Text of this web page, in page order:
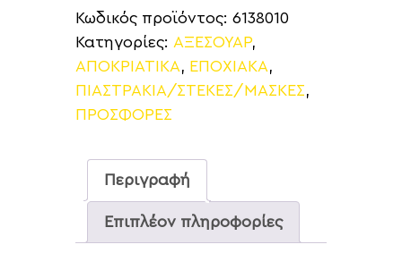
Κωδικός προϊόντος: 6138010
Κατηγορίες: ΑΞΕΣΟΥΑΡ,
ΑΠΟΚΡΙΑΤΙΚΑ
ΕΠΟΧΙΑΚΑ
ΠΙΑΣΤΡΑΚΙΑ/ΣΤΕΚΕΣ/ΜΑΣΚΕΣ
ΠΡΟΣΦΟΡΕΣ
Περιγραφή
Επιπλέον πληροφορίες